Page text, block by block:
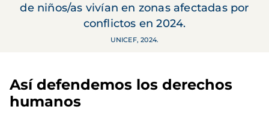
de niños/as vivían en zonas afectadas por
conflictos en 2024.
UNICEF, 2024.
Así defendemos los derechos
humanos